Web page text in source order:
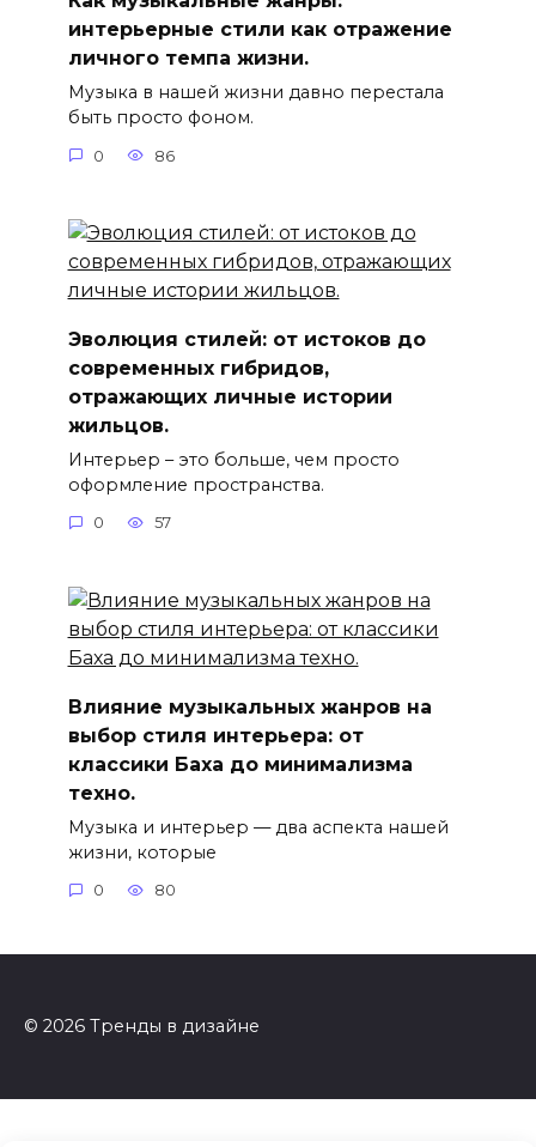
интерьерные стили как отражение
личного темпа жизни.
Музыка в нашей жизни давно перестала
быть просто фоном.
0 86
Эволюция стилей: от истоков до
современных гибридов,
отражающих личные истории
жильцов.
Интерьер – это больше, чем просто
оформление пространства.
0 57
Влияние музыкальных жанров на
выбор стиля интерьера: от
классики Баха до минимализма
техно.
Музыка и интерьер — два аспекта нашей
жизни, которые
0 80
© 2026 Тренды в дизайне